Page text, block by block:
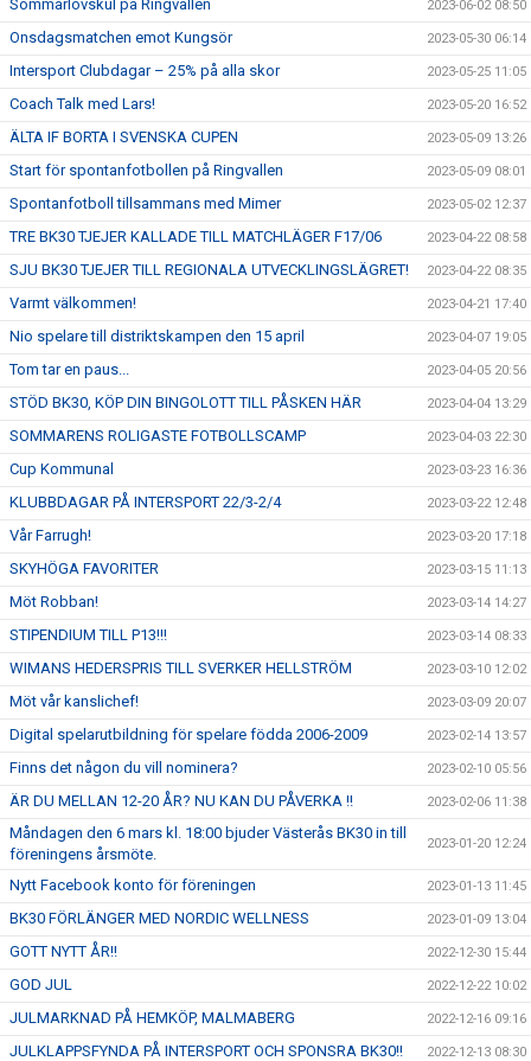
Sommarlovskul på Ringvallen 2023-06-02 08:50
Onsdagsmatchen emot Kungsör 2023-05-30 06:14
Intersport Clubdagar – 25% på alla skor 2023-05-25 11:05
Coach Talk med Lars! 2023-05-20 16:52
ÄLTA IF BORTA I SVENSKA CUPEN 2023-05-09 13:26
Start för spontanfotbollen på Ringvallen 2023-05-09 08:01
Spontanfotboll tillsammans med Mimer 2023-05-02 12:37
TRE BK30 TJEJER KALLADE TILL MATCHLÄGER F17/06 2023-04-22 08:58
SJU BK30 TJEJER TILL REGIONALA UTVECKLINGSLÄGRET! 2023-04-22 08:35
Varmt välkommen! 2023-04-21 17:40
Nio spelare till distriktskampen den 15 april 2023-04-07 19:05
Tom tar en paus... 2023-04-05 20:56
STÖD BK30, KÖP DIN BINGOLOTT TILL PÅSKEN HÄR 2023-04-04 13:29
SOMMARENS ROLIGASTE FOTBOLLSCAMP 2023-04-03 22:30
Cup Kommunal 2023-03-23 16:36
KLUBBDAGAR PÅ INTERSPORT 22/3-2/4 2023-03-22 12:48
Vår Farrugh! 2023-03-20 17:18
SKYHÖGA FAVORITER 2023-03-15 11:13
Möt Robban! 2023-03-14 14:27
STIPENDIUM TILL P13!!! 2023-03-14 08:33
WIMANS HEDERSPRIS TILL SVERKER HELLSTRÖM 2023-03-10 12:02
Möt vår kanslichef! 2023-03-09 20:07
Digital spelarutbildning för spelare födda 2006-2009 2023-02-14 13:57
Finns det någon du vill nominera? 2023-02-10 05:56
ÄR DU MELLAN 12-20 ÅR? NU KAN DU PÅVERKA !! 2023-02-06 11:38
Måndagen den 6 mars kl. 18:00 bjuder Västerås BK30 in till
föreningens årsmöte.
2023-01-20 12:24
Nytt Facebook konto för föreningen 2023-01-13 11:45
BK30 FÖRLÄNGER MED NORDIC WELLNESS 2023-01-09 13:04
GOTT NYTT ÅR!! 2022-12-30 15:44
GOD JUL 2022-12-22 10:02
JULMARKNAD PÅ HEMKÖP, MALMABERG 2022-12-16 09:16
JULKLAPPSFYNDA PÅ INTERSPORT OCH SPONSRA BK30!! 2022-12-13 08:30